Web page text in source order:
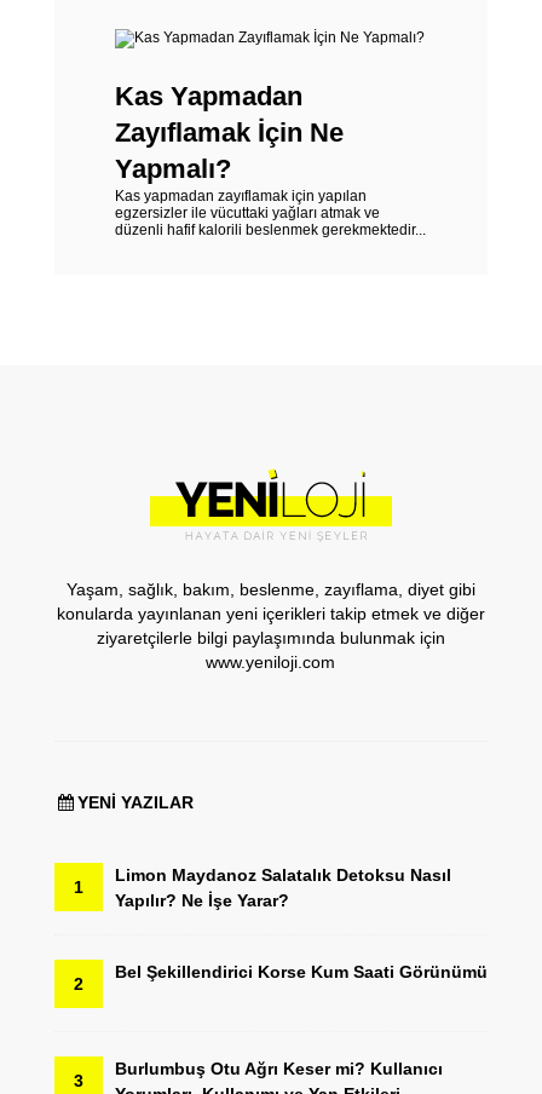
Kas Yapmadan
Zayıflamak İçin Ne
Yapmalı?
Kas yapmadan zayıflamak için yapılan
egzersizler ile vücuttaki yağları atmak ve
düzenli hafif kalorili beslenmek gerekmektedir...
Yaşam, sağlık, bakım, beslenme, zayıflama, diyet gibi
konularda yayınlanan yeni içerikleri takip etmek ve diğer
ziyaretçilerle bilgi paylaşımında bulunmak için
www.yeniloji.com
YENI YAZILAR
1
Limon Maydanoz Salatalık Detoksu Nasıl
Yapılır? Ne İşe Yarar?
2
Bel Şekillendirici Korse Kum Saati Görünümü
3
Burlumbuş Otu Ağrı Keser mi? Kullanıcı